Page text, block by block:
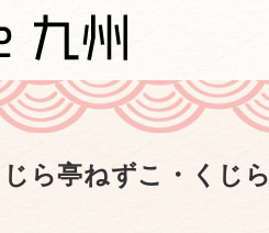
ら亭ねずこ・くじ